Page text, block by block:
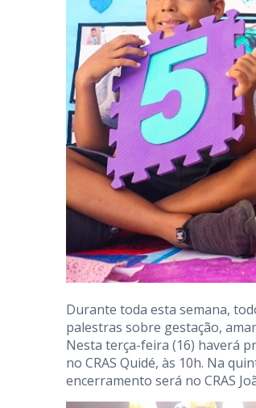
Durante toda esta semana,
palestras sobre gestação,
Nesta terça-feira (16) haverá
no CRAS Quidé, às 10h. Na
encerramento será no CRAS